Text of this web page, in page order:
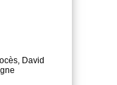
David